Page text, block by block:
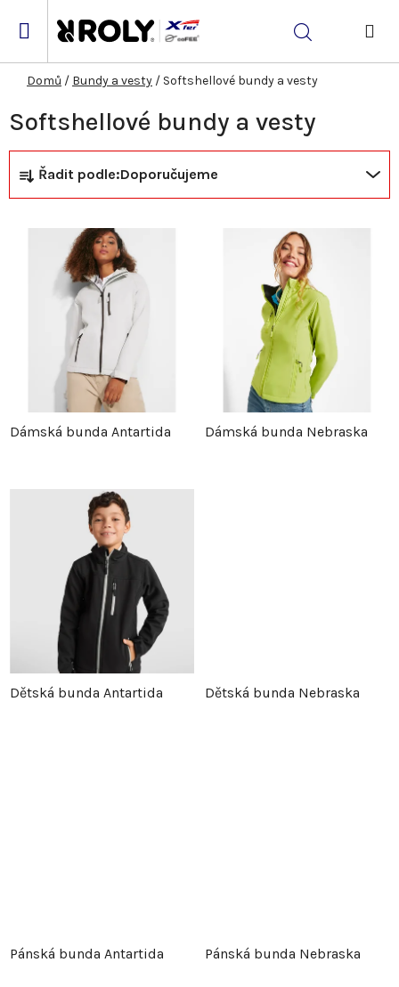
Hledat
Domů / Bundy a vesty / Softshellové bundy a vesty
Softshellové bundy a vesty
Ř
p
t
Řadit podle:Doporučujeme
V
r
ů
Dámská bunda Antartida Dámská bunda Nebraska
Dětská bunda Antartida Dětská bunda Nebraska
Pánská bunda Antartida Pánská bunda Nebraska